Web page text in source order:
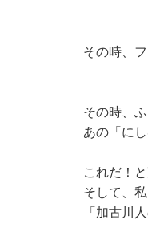
その時、
その時、
あの「に
これだ！
そして、
「加古川